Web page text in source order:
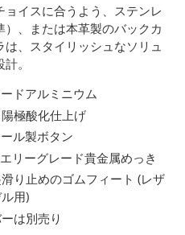
イスに合うよう、ステンレ
、または本革製のバックカ
、スタイリッシュなソリュ
。
ドアルミニウム
極酸化仕上げ
ル製ボタン
リーグレード貴金属めっき
り止めのゴムフィート (レザ
用)
は別売り